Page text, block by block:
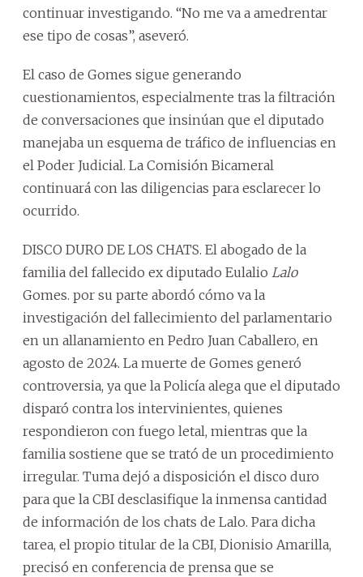
continuar investigando. “No me va a amedrentar
ese tipo de cosas”, aseveró.
El caso de Gomes sigue generando
cuestionamientos, especialmente tras la filtración
de conversaciones que insinúan que el diputado
manejaba un esquema de tráfico de influencias en
el Poder Judicial. La Comisión Bicameral
continuará con las diligencias para esclarecer lo
ocurrido.
DISCO DURO DE LOS CHATS. El abogado de la
familia del fallecido ex diputado Eulalio Lalo
Gomes. por su parte abordó cómo va la
investigación del fallecimiento del parlamentario
en un allanamiento en Pedro Juan Caballero, en
agosto de 2024. La muerte de Gomes generó
controversia, ya que la Policía alega que el diputado
disparó contra los intervinientes, quienes
respondieron con fuego letal, mientras que la
familia sostiene que se trató de un procedimiento
irregular. Tuma dejó a disposición el disco duro
para que la CBI desclasifique la inmensa cantidad
de información de los chats de Lalo. Para dicha
tarea, el propio titular de la CBI, Dionisio Amarilla,
precisó en conferencia de prensa que se